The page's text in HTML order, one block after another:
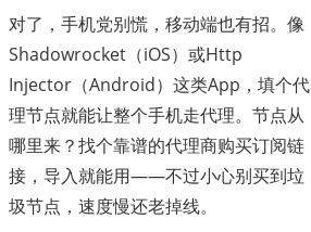
对了，手机党别慌，移动端也有招。像
Shadowrocket（iOS）或Http
Injector（Android）这类App，填个代
理节点就能让整个手机走代理。节点从
哪里来？找个靠谱的代理商购买订阅链
接，导入就能用——不过小心别买到垃
圾节点，速度慢还老掉线。